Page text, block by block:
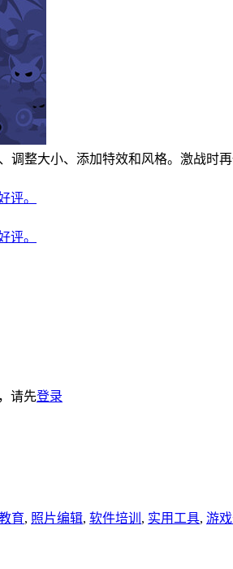
调整大小、添加特效和风格。激战时再
评。
评。
请先登录
育, 照片编辑, 软件培训 , 实用工具, 游